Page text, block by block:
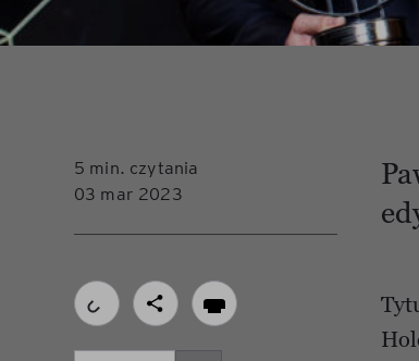
5 min. czytania
03 mar 2023